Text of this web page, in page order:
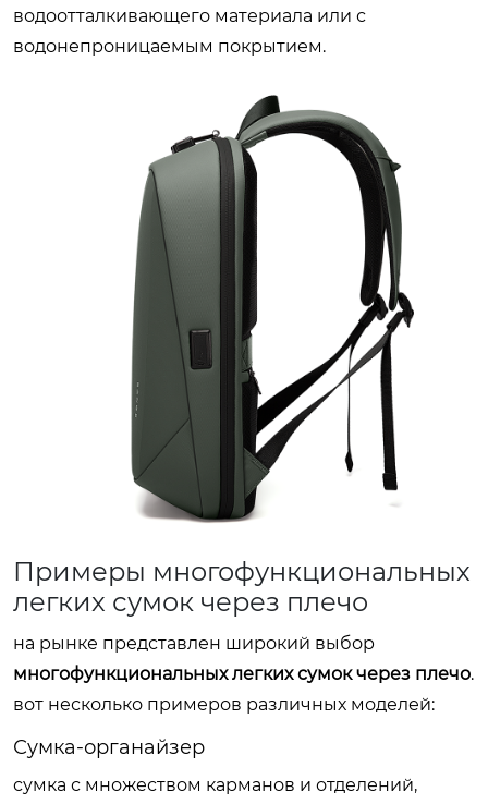
водоотталкивающего материала или с
водонепроницаемым покрытием.
Примеры многофункциональных
легких сумок через плечо
на рынке представлен широкий выбор
многофункциональных легких сумок через плечо.
вот несколько примеров различных моделей:
Сумка-органайзер
сумка с множеством карманов и отделений,